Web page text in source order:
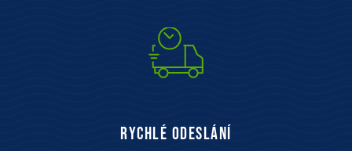
Rychlé odeslání